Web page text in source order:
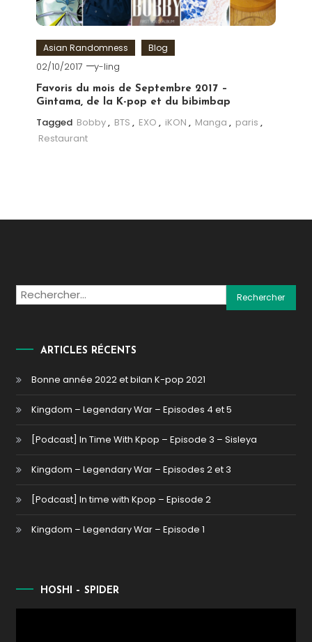
Asian Randomness Blog
02/10/2017 y-ling
Favoris du mois de Septembre 2017 –
Gintama, de la K-pop et du bibimbap
Tagged Bobby, BTS , EXO , iKON , Manga , paris ,
Restaurant
Rechercher :
ARTICLES RÉCENTS
Bonne année 2022 et bilan K-pop 2021
Kingdom – Legendary War – Episodes 4 et 5
[Podcast] In Time With Kpop – Episode 3 – Sisleya
Kingdom – Legendary War – Episodes 2 et 3
[Podcast] In time with Kpop – Episode 2
Kingdom – Legendary War – Episode 1
HOSHI – SPIDER